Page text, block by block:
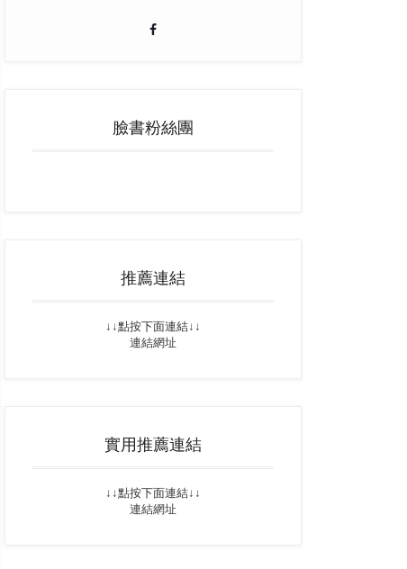
臉書粉絲團
推薦連結
↓↓點按下面連結↓↓
連結網址
實用推薦連結
↓↓點按下面連結↓↓
連結網址